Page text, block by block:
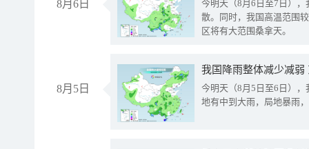
8月6日
今明天（8月6日至7日）
散。同时，我国高温范围
区将有大范围桑拿天。
8月5日
我国降雨整体减少减弱
今明天（8月5日至6日）
地有中到大雨，局地暴雨